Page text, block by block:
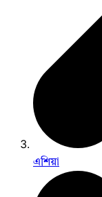
এশিয়া